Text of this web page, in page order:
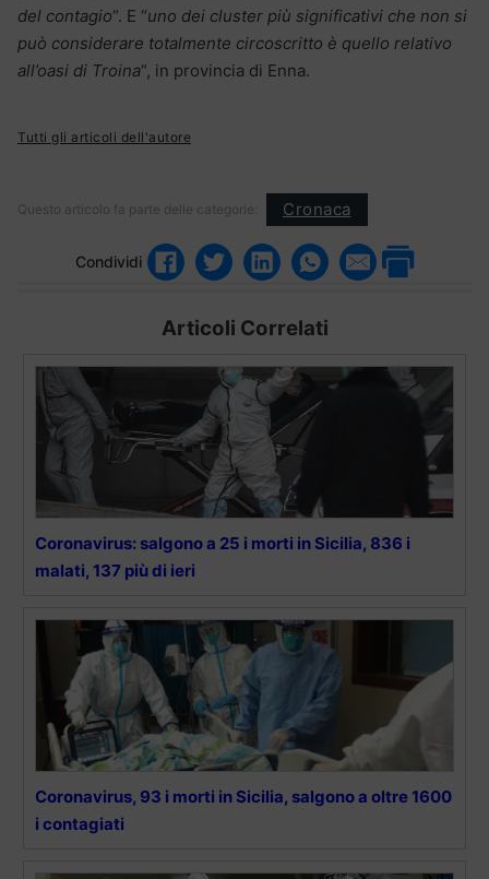
del contagio“. E “uno dei cluster più significativi che non si
può considerare totalmente circoscritto è quello relativo
all’oasi di Troina“, in provincia di Enna.
Tutti gli articoli dell'autore
Questo articolo fa parte delle categorie: Cronaca
Condividi
Articoli Correlati
Coronavirus: salgono a 25 i morti in Sicilia, 836 i
malati, 137 più di ieri
Coronavirus, 93 i morti in Sicilia, salgono a oltre 1600
i contagiati